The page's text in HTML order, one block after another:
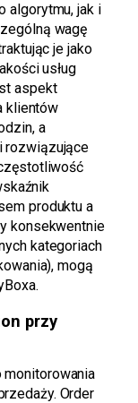
algorytmu, jak i
wagę
je jako
usług
aspekt
klientów
a
rozwiązujące
produktu a
konsekwentnie
kategoriach
mogą
przy
monitorowania
Order